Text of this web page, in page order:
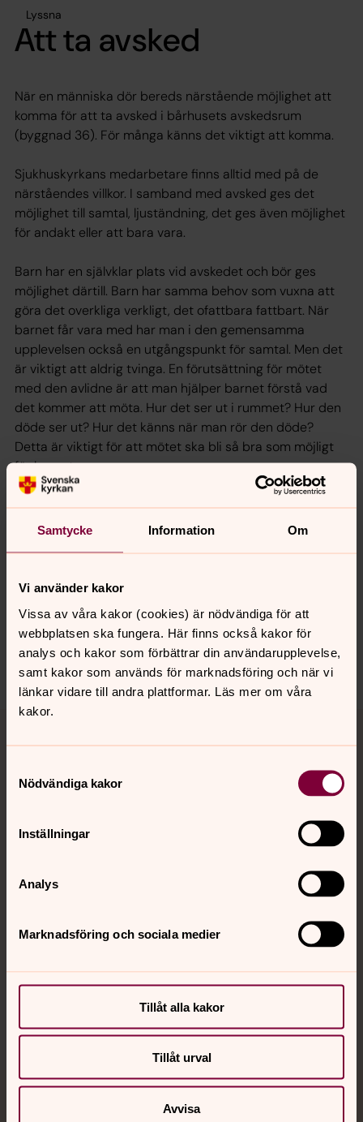
Samtycke Information Om
Vi använder kakor
Vissa av våra kakor (cookies) är nödvändiga för att
webbplatsen ska fungera. Här finns också kakor för
analys och kakor som förbättrar din användarupplevelse,
samt kakor som används för marknadsföring och när vi
länkar vidare till andra plattformar. Läs mer om våra
kakor.
Nödvändiga kakor
Inställningar
Analys
Marknadsföring och sociala medier
Tillåt alla kakor
Tillåt urval
Avvisa
Lyssna
Att ta avsked
När en människa dör bereds närstående möjlighet att
komma för att ta avsked i bårhusets avskedsrum
(byggnad 36). För många känns det viktigt att komma.
Sjukhuskyrkans medarbetare finns alltid med på de
närståendes villkor. I samband med avsked ges det
möjlighet till samtal, ljuständning, det ges även möjlighet
för andakt eller att bara vara.
Barn har en självklar plats vid avskedet och bör ges
möjlighet därtill. Barn har samma behov som vuxna att
göra det overkliga verkligt, det ofattbara fattbart. När
barnet får vara med har man i den gemensamma
upplevelsen också en utgångspunkt för samtal. Men det
är viktigt att aldrig tvinga. En förutsättning för mötet
med den avlidne är att man hjälper barnet förstå vad
det kommer att möta. Hur det ser ut i rummet? Hur den
döde ser ut? Hur det känns när man rör den döde?
Detta är viktigt för att mötet ska bli så bra som möjligt
för barnet.
Synpunkter eller frågor på sidans
innehåll?
karlskrona-aspo.forsamling@svenskakyrkan.se
Dela
Tillbaka till toppen
Tillbaka till innehållet
Sociala kanaler
Jourhavande präst